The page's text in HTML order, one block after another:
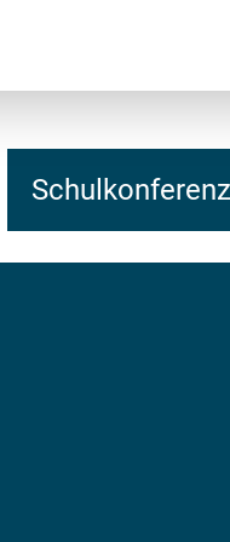
Schulkonferenz